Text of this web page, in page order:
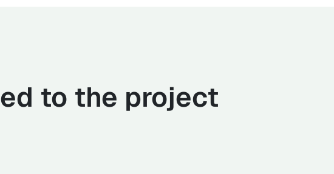
to the project